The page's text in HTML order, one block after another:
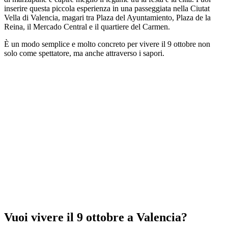
inserire questa piccola esperienza in una passeggiata nella Ciutat
Vella di Valencia, magari tra Plaza del Ayuntamiento, Plaza de la
Reina, il Mercado Central e il quartiere del Carmen.
È un modo semplice e molto concreto per vivere il 9 ottobre non
solo come spettatore, ma anche attraverso i sapori.
Vuoi vivere il 9 ottobre a Valencia?